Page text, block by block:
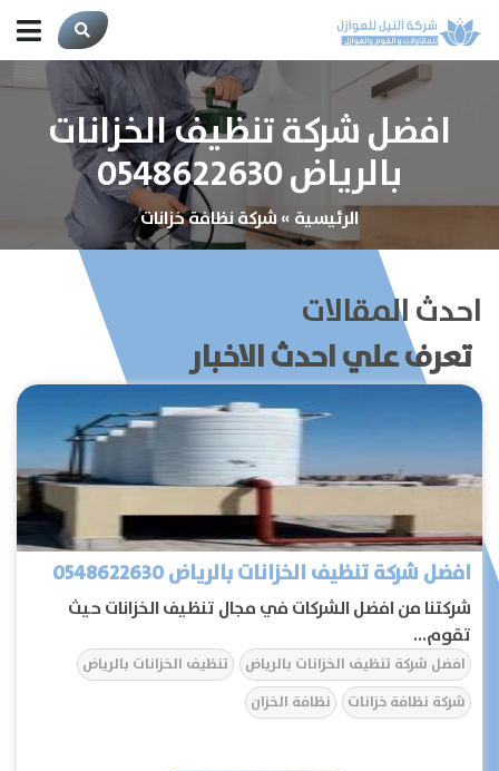
افضل شركة تنظيف الخزانات
بالرياض 0548622630
الرئيسية»شركة نظافة خزانات
احدث المقالات
تعرف علي احدث الاخبار
افضل شركة تنظيف الخزانات بالرياض 0548622630
شركتنا من افضل الشركات في مجال تنظيف الخزانات حيث
تقوم...
افضل شركة تنظيف الخزانات بالرياض
تنظيف الخزانات بالرياض
شركة نظافة خزانات
نظافة الخزان